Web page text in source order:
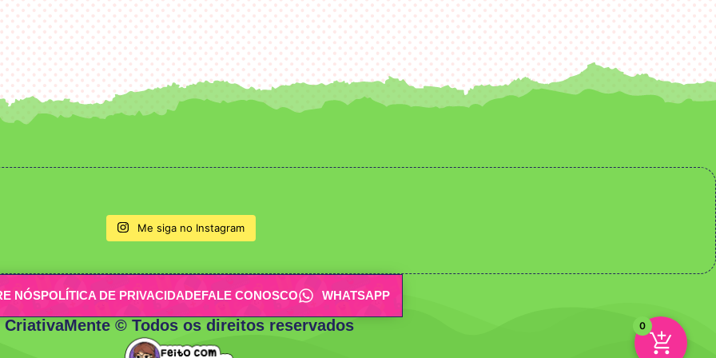
Me siga no Instagram
NÓSPOLÍTICA DE PRIVACIDADEFALE CONOSCO WHATSAPP
CriativaMente © Todos os direitos reservados 0